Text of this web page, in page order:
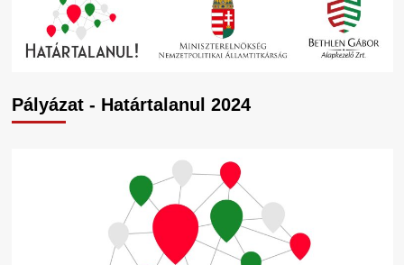
Pályázat - Határtalanul 2024